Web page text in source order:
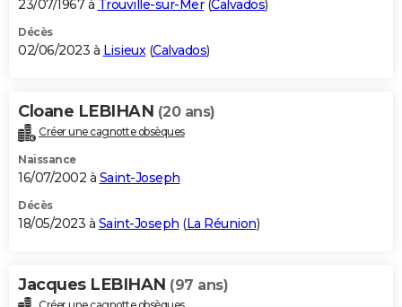
23/07/1967 à Trouville-sur-Mer(Calvados)
Décès
02/06/2023 à Lisieux(Calvados)
Cloane LEBIHAN (20 ans)
Créer une cagnotte obsèques
Naissance
16/07/2002 à Saint-Joseph
Décès
18/05/2023 à Saint-Joseph (La Réunion)
Jacques LEBIHAN (97 ans)